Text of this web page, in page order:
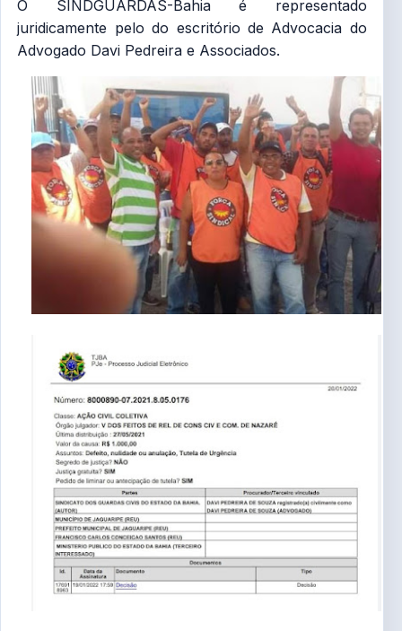
O SINDGUARDAS-Bahia é representado
juridicamente pelo do escritório de Advocacia do
Advogado Davi Pedreira e Associados.